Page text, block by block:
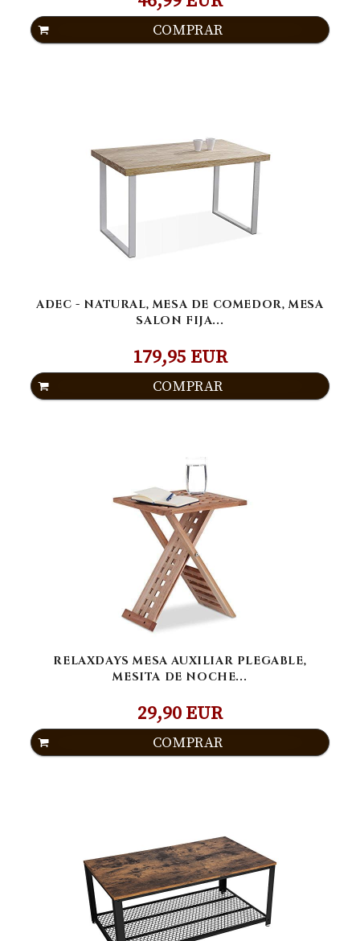
COMPRAR
ADEC - NATURAL, MESA DE COMEDOR, MESA
SALON FIJA...
179,95 EUR
COMPRAR
RELAXDAYS MESA AUXILIAR PLEGABLE,
MESITA DE NOCHE...
29,90 EUR
COMPRAR